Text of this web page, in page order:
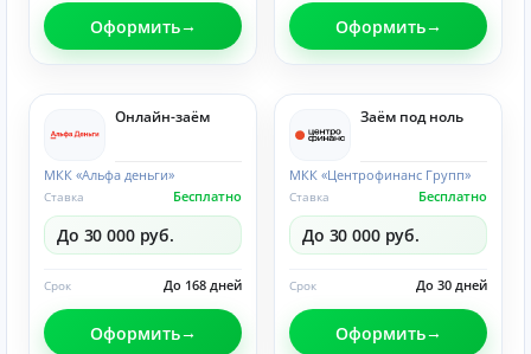
Оформить Оформить
Онлайн-заём
МКК «Альфа деньги»
Бесплатно
Ставка
До 30 000 руб.
До 168 дней
Срок
Оформить
Заём под ноль
МКК «Центрофинанс Групп»
Бесплатно
Ставка
До 30 000 руб.
До 30 дней
Срок
Оформить